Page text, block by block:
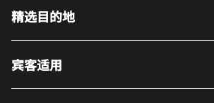
精选目的地
宾客适用